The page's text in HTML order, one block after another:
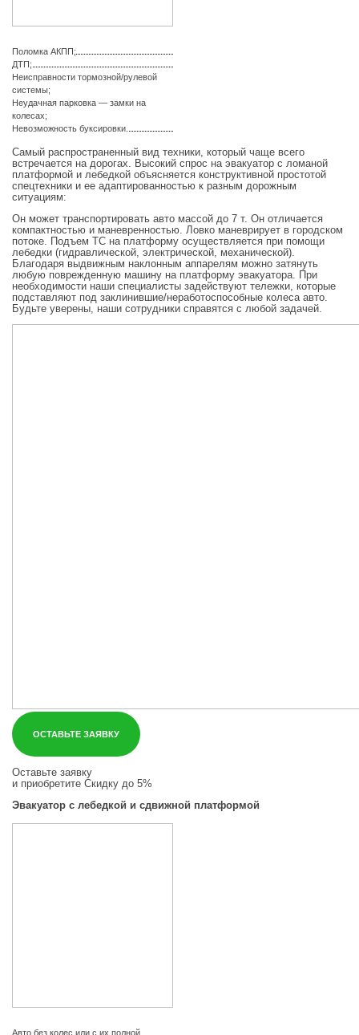
Поломка АКПП;
ДТП;
Неисправности тормозной/рулевой
системы;
Неудачная парковка — замки на
колесах;
Невозможность буксировки.
Самый распространенный вид техники, который чаще всего
встречается на дорогах. Высокий спрос на эвакуатор с ломаной
платформой и лебедкой объясняется конструктивной простотой
спецтехники и ее адаптированностью к разным дорожным
ситуациям:
Он может транспортировать авто массой до 7 т. Он отличается
компактностью и маневренностью. Ловко маневрирует в городском
потоке. Подъем ТС на платформу осуществляется при помощи
лебедки (гидравлической, электрической, механической).
Благодаря выдвижным наклонным аппарелям можно затянуть
любую поврежденную машину на платформу эвакуатора. При
необходимости наши специалисты задействуют тележки, которые
подставляют под заклинившие/неработоспособные колеса авто.
Будьте уверены, наши сотрудники справятся с любой задачей.
ОСТАВЬТЕ ЗАЯВКУ
Оставьте заявку
и приобретите Скидку до 5%
Эвакуатор с лебедкой и сдвижной платформой
Авто без колес или с их полной